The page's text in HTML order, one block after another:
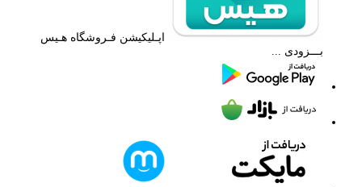
اپـلیکیشن فـروشگاه هـیس
بـــزودی ...